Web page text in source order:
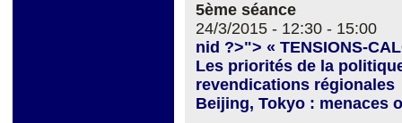
5ème séance
24/3/2015 - 12:30 - 15:00
nid ?>"> « TENSIONS-
Les priorités de la
revendications régionales
Beijing, Tokyo : menaces